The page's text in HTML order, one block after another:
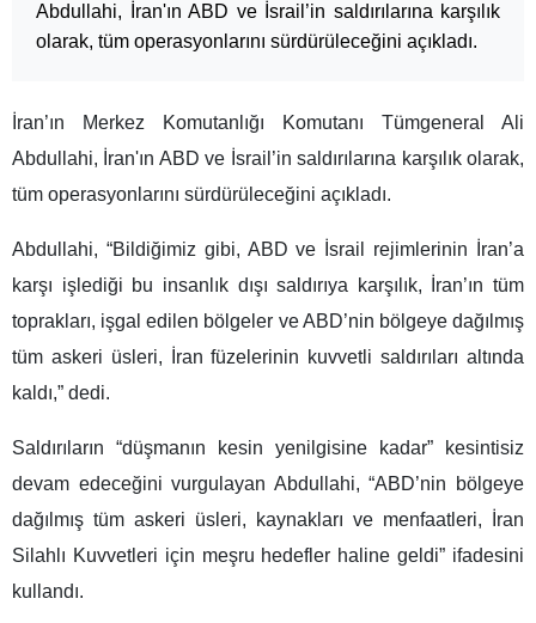
Abdullahi, İran'ın ABD ve İsrail’in saldırılarına karşılık
olarak, tüm operasyonlarını sürdürüleceğini açıkladı.
İran’ın Merkez Komutanlığı Komutanı Tümgeneral Ali
Abdullahi, İran'ın ABD ve İsrail’in saldırılarına karşılık olarak,
tüm operasyonlarını sürdürüleceğini açıkladı.
Abdullahi, “Bildiğimiz gibi, ABD ve İsrail rejimlerinin İran’a
karşı işlediği bu insanlık dışı saldırıya karşılık, İran’ın tüm
toprakları, işgal edilen bölgeler ve ABD’nin bölgeye dağılmış
tüm askeri üsleri, İran füzelerinin kuvvetli saldırıları altında
kaldı,” dedi.
Saldırıların “düşmanın kesin yenilgisine kadar” kesintisiz
devam edeceğini vurgulayan Abdullahi, “ABD’nin bölgeye
dağılmış tüm askeri üsleri, kaynakları ve menfaatleri, İran
Silahlı Kuvvetleri için meşru hedefler haline geldi” ifadesini
kullandı.